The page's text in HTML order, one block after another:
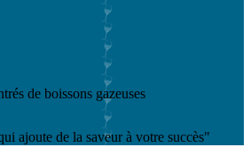
de boissons gazeuses
ajoute de la saveur à votre succès"